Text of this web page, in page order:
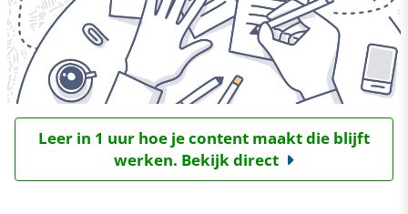
Leer in 1 uur hoe je content maakt die blijft
werken. Bekijk direct